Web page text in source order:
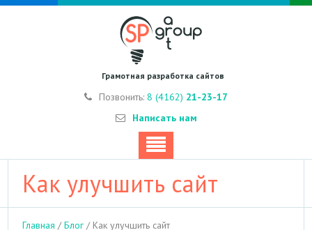
Грамотная разработка сайтов
Позвонить: 8 (4162) 21-23-17
Написать нам
Как улучшить сайт
Главная /Блог / Как улучшить сайт